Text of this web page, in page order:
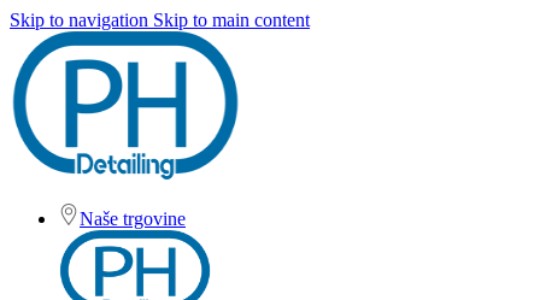
Skip to navigation Skip to main content
Naše trgovine